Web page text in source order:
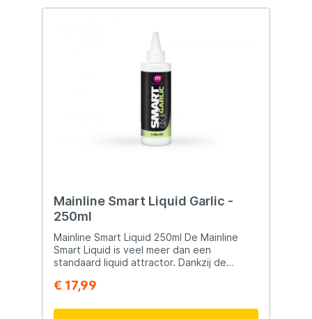
Mainline Smart Liquid Garlic -
250ml
Mainline Smart Liquid 250ml De Mainline
Smart Liquid is veel meer dan een
standaard liquid attractor. Dankzij de
actief in de gehele waterkolom en
rondom je voerstek. Zodra de Smart Liquid
€ 17,99